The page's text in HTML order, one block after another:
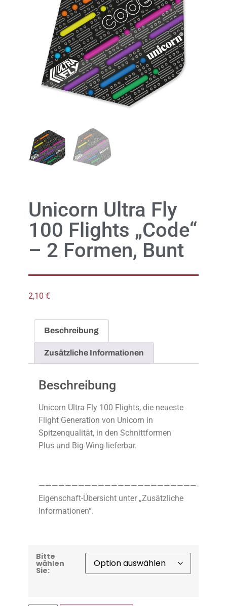
Unicorn Ultra Fly
100 Flights „Code“
– 2 Formen, Bunt
2,10 €
Beschreibung
Zusätzliche Informationen
Beschreibung
Unicorn Ultra Fly 100 Flights, die neueste
Flight Generation von Unicorn in
Spitzenqualität, in den Schnittformen
Plus und Big Wing lieferbar.
————————————————————————-
Eigenschaft-Übersicht unter „Zusätzliche
Informationen“.
Bitte
wählen
Sie: